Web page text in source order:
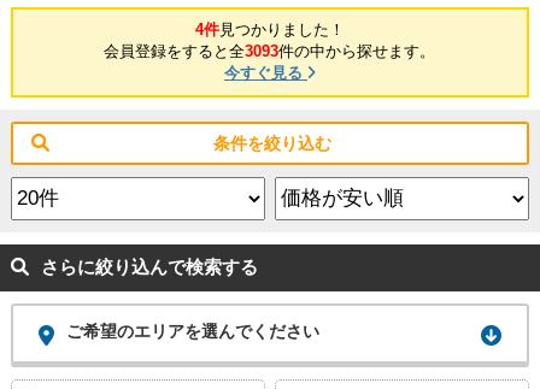
4件見つかりました！
会員登録をすると全3093件の中から探せます。
今すぐ見る
条件を絞り込む
さらに絞り込んで検索する
ご希望のエリアを選んでください